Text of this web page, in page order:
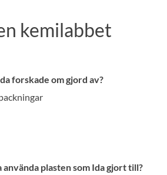
- endast testdata
kemilabbet
forskade om gjord av?
använda plasten som Ida gjort till?